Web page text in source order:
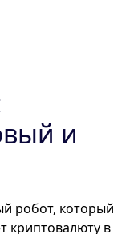
и
робот, который
криптовалюту в